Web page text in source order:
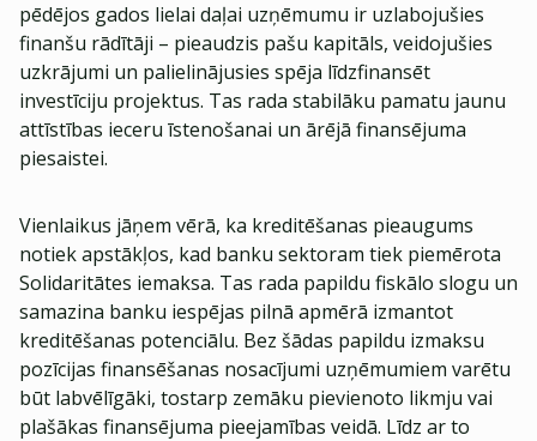
pēdējos gados lielai daļai uzņēmumu ir uzlabojušies
finanšu rādītāji – pieaudzis pašu kapitāls, veidojušies
uzkrājumi un palielinājusies spēja līdzfinansēt
investīciju projektus. Tas rada stabilāku pamatu jaunu
attīstības ieceru īstenošanai un ārējā finansējuma
piesaistei.
Vienlaikus jāņem vērā, ka kreditēšanas pieaugums
notiek apstākļos, kad banku sektoram tiek piemērota
Solidaritātes iemaksa. Tas rada papildu fiskālo slogu un
samazina banku iespējas pilnā apmērā izmantot
kreditēšanas potenciālu. Bez šādas papildu izmaksu
pozīcijas finansēšanas nosacījumi uzņēmumiem varētu
būt labvēlīgāki, tostarp zemāku pievienoto likmju vai
plašākas finansējuma pieejamības veidā. Līdz ar to